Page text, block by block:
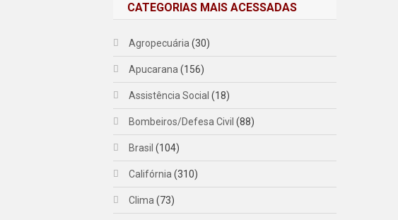
CATEGORIAS MAIS ACESSADAS
Agropecuária (30)
Apucarana (156)
Assistência Social (18)
Bombeiros/Defesa Civil (88)
Brasil (104)
Califórnia (310)
Clima (73)